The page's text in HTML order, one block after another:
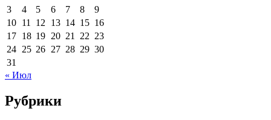
3
4 5 6 7 8
9
10 11 12 13 14 15 16
17 18 19 20 21 22 23
24 25 26 27 28 29 30
31
« Июл
Рубрики